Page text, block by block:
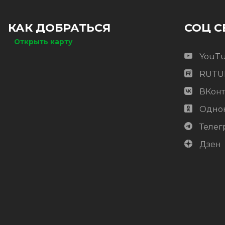
КАК ДОБРАТЬСЯ
Открыть карту
СОЦ
Дзен